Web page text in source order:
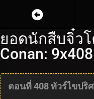
ยอดนักสืบจิ๋ว
Conan: 9x408
ตอนที่ 408 ทัวร์ไขปริ